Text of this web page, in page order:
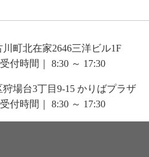
町北在家2646三洋ビル1F
受付時間｜ 8:30 ～ 17:30
場台3丁目9-15 かりばプラザ
受付時間｜ 8:30 ～ 17:30